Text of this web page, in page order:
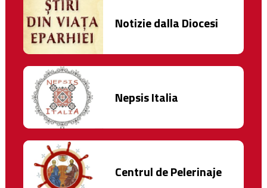
Notizie dalla Diocesi
Nepsis Italia
Centrul de Pelerinaje